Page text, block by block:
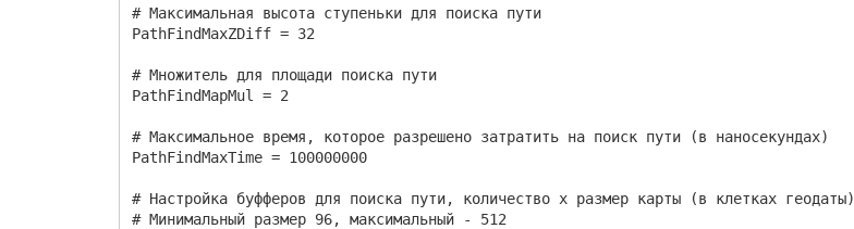
# Максимальная высота ступеньки для поиска пути
PathFindMaxZDiff = 32
# Множитель для площади поиска пути
PathFindMapMul = 2
# Максимальное время, которое разрешено затратить на поиск пути (в наносекундах)
PathFindMaxTime = 100000000
# Настройка буфферов для поиска пути, количество x размер карты (в клетках геодаты)
# Минимальный размер 96, максимальный - 512